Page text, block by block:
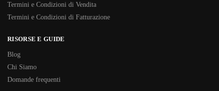
Termini e Condizioni di Vendita
Termini e Condizioni di Fatturazione
RISORSE E GUIDE
Blog
Chi Siamo
Domande frequenti